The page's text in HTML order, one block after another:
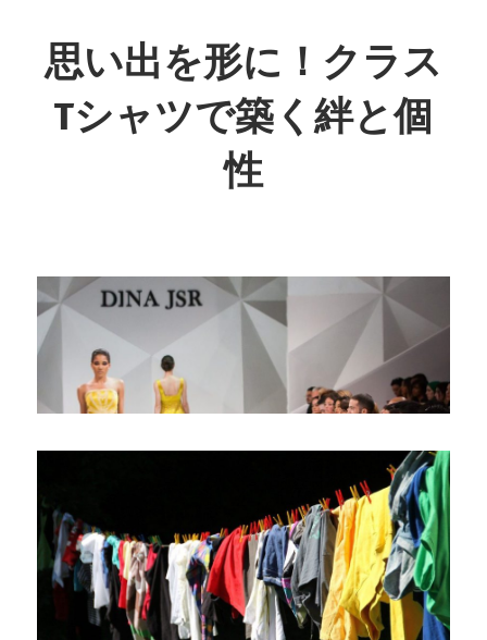
ン
テ
プ
思い出を形に！クラス
Tシャツで築く絆と個
性
た
の
思
出
る、
自
分
だ